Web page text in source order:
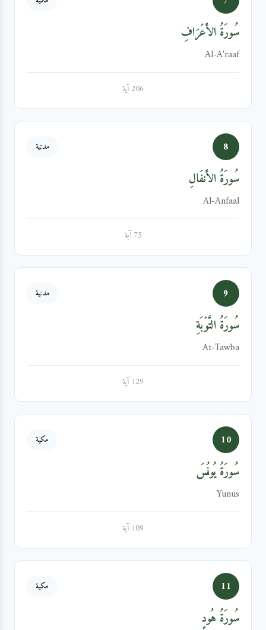
سُورَةُ الأَعۡرَافِ
Al-A'raaf
206 آية
8 مدنية
سُورَةُ الأَنفَالِ
Al-Anfaal
75 آية
9 مدنية
سُورَةُ التَّوۡبَةِ
At-Tawba
129 آية
10 مكية
سُورَةُ يُونُسَ
Yunus
109 آية
11 مكية
سُورَةُ هُودٍ